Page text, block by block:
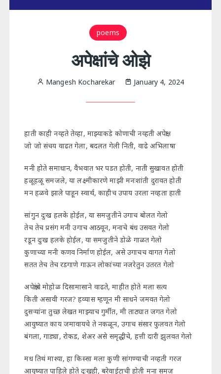
poems
अपेक्षांचे ओझे
Mangesh Kocharekar January 4, 2024
हाती काही नव्हते तेव्हा, माझ्याकडे कोणाची नव्हती अपेक्षा
जो जो संचय वाढत गेला, बदलत गेली निती, वाढे अभिलाषा
मनी होते समाधान, वैभवात भर पडत होती, नाती सुखावत होती
हळूहळू समजले, या लक्ष्मीकारणे माझी मनःशांती दुरावत होती
मन हळवे झाले पाहून स्वार्थ, काहीच उपाय उरला नव्हता हाती
सांगुन दुःख हलके होईल, या समजुतीने उगाच बोलत गेलो
तेच तेच प्रसंग मनी उगाच आठवून, मनाचे बंध उसवत गेलो
रडून दुःख हलके होईल, या समजुतीने डोळे गाळत गेलो
कुणाच्या मनी कणव निर्माण होईल, असे उगाचच वागत गेलो
सतत तेच तेच रडगाणे गाऊन लोकांच्या नजरेतुन उतरत गेलो
अपेक्षांचे मोहोळ दिसामासाने वाढते, माहीत होते मला सत्य
किती असावी गरज? हव्यास म्हणून मी साधने जमवत गेलो
दुसऱ्यांना तुच्छ लेखत माझ्याच गुर्मीत, मी ताठ्यात जगत गेलो
आयुष्यात काय जमावायचे ते नकळून, उगाच संसार फुलवत गेलो
बंगला, गाड्या, रोकड, शेअर असे समृद्धीचे, हत्ती दारी झुलवत गेलो
मध तिथं माश्या, हा किस्सा मला कुणी सांगण्याची नव्हती गरज
आयुष्यात पाहिले होते दुःखही, बरेवाईटाची होती मना समज